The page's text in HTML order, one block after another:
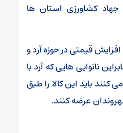
کشاورزی استان ها
قیمتی در حوزه آرد و
نانوایی هایی که آرد با
باید این کالا را طبق
عرضه کنند.